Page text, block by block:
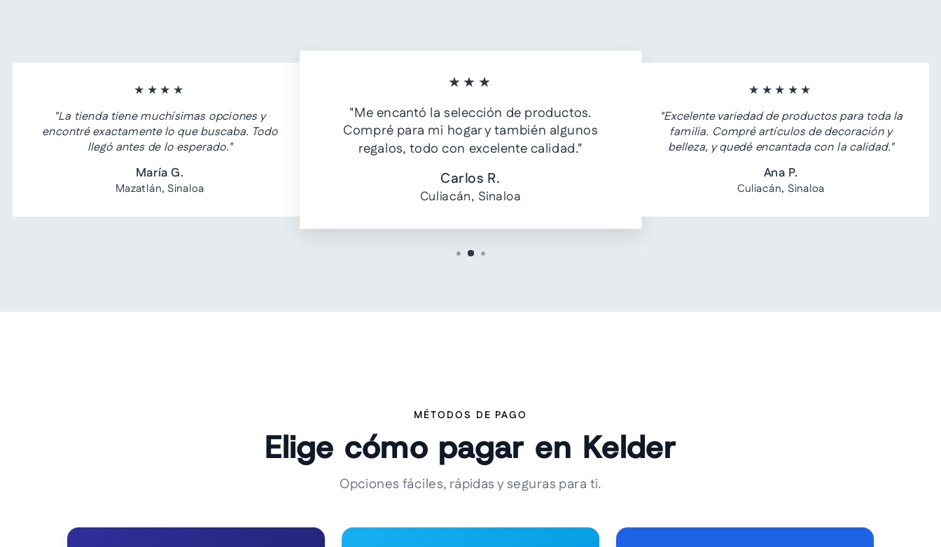
★★★★
"La tienda tiene muchísimas opciones y
encontré exactamente lo que buscaba. Todo
llegó antes de lo esperado."
María G.
Mazatlán, Sinaloa
★★★
"Me encantó la selección de productos.
Compré para mi hogar y también algunos
regalos, todo con excelente calidad."
Carlos R.
Culiacán, Sinaloa
★★★★★
"Excelente variedad de productos para toda la
familia. Compré artículos de decoración y
belleza, y quedé encantada con la calidad."
Ana P.
Culiacán, Sinaloa
MÉTODOS DE PAGO
Elige cómo pagar en Kelder
Opciones fáciles, rápidas y seguras para ti.